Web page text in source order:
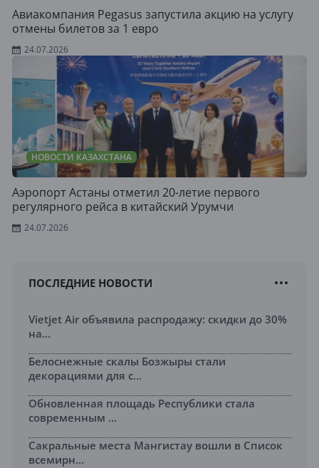
Авиакомпания Pegasus запустила акцию на услугу
отмены билетов за 1 евро
24.07.2026
НОВОСТИ КАЗАХСТАНА
Аэропорт Астаны отметил 20-летие первого
регулярного рейса в китайский Урумчи
24.07.2026
ПОСЛЕДНИЕ НОВОСТИ
Vietjet Air объявила распродажу: скидки до 30%
на...
Белоснежные скалы Бозжыры стали
декорациями для с...
Обновленная площадь Республики стала
современным ...
Сакральные места Мангистау вошли в Список
всемирн...